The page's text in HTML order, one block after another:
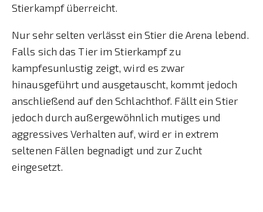
Stierkampf überreicht.
Nur sehr selten verlässt ein Stier die Arena lebend.
Falls sich das Tier im Stierkampf zu
kampfesunlustig zeigt, wird es zwar
hinausgeführt und ausgetauscht, kommt jedoch
anschließend auf den Schlachthof. Fällt ein Stier
jedoch durch außergewöhnlich mutiges und
aggressives Verhalten auf, wird er in extrem
seltenen Fällen begnadigt und zur Zucht
eingesetzt.